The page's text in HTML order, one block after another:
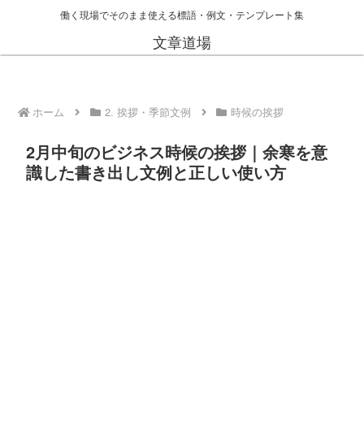
働く現場でそのまま使える標語・例文・テンプレート集
文章道場
ホーム 2. 挨拶・季節文例 時候の挨拶
2月中旬のビジネス時候の挨拶｜余寒を意
識した書き出し文例と正しい使い方